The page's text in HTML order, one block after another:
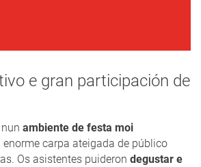
e gran participación de
ambiente de festa moi
enorme carpa ateigada de público
Os asistentes puideron degustar e